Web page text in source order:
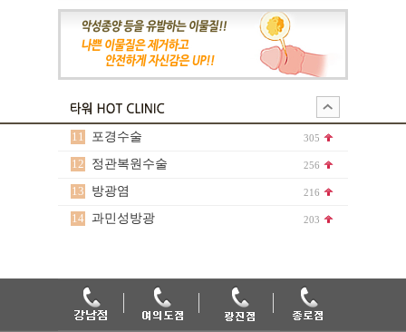
11 포경수술 305
12 정관복원수술 256
13 방광염 216
14 과민성방광 203